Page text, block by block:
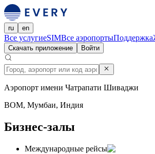
ru en
Все услугиeSIMВсе аэропортыПоддержка
Скачать приложение Войти
Аэропорт имени Чатрапати Шиваджи
BOM, Мумбаи, Индия
Бизнес-залы
Международные рейсы